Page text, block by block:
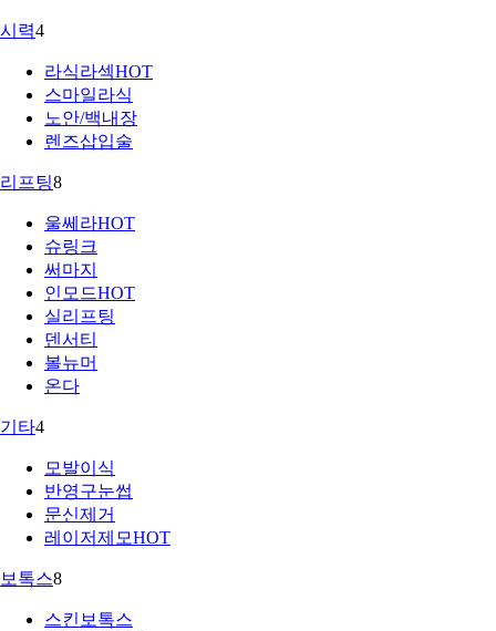
시력4
라식라섹HOT
스마일라식
노안/백내장
렌즈삽입술
리프팅8
울쎄라HOT
슈링크
써마지
인모드HOT
실리프팅
덴서티
볼뉴머
온다
기타4
모발이식
반영구눈썹
문신제거
레이저제모HOT
보톡스8
스킨보톡스